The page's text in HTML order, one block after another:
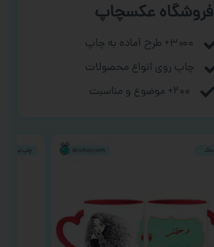
فروشگاه عکسچاپ
۳۰۰۰+ طرح آماده به چاپ
چاپ روی انواع محصولات
۲۰۰+ موضوع و مناسبت